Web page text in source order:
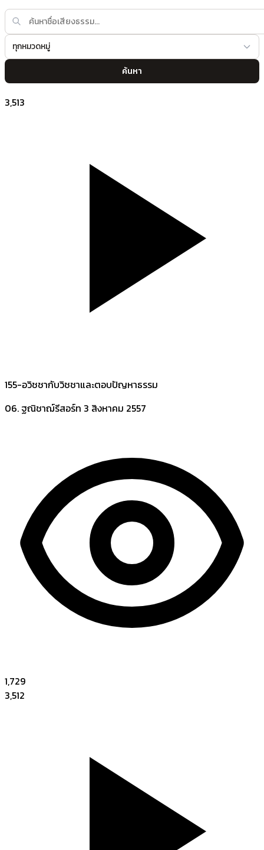
ทุกหมวดหมู่
ค้นหา
3,513
155-อวิชชากับวิชชาและตอบปัญหาธรรม
06. ฐณิชาฌ์รีสอร์ท 3 สิงหาคม 2557
1,729
3,512